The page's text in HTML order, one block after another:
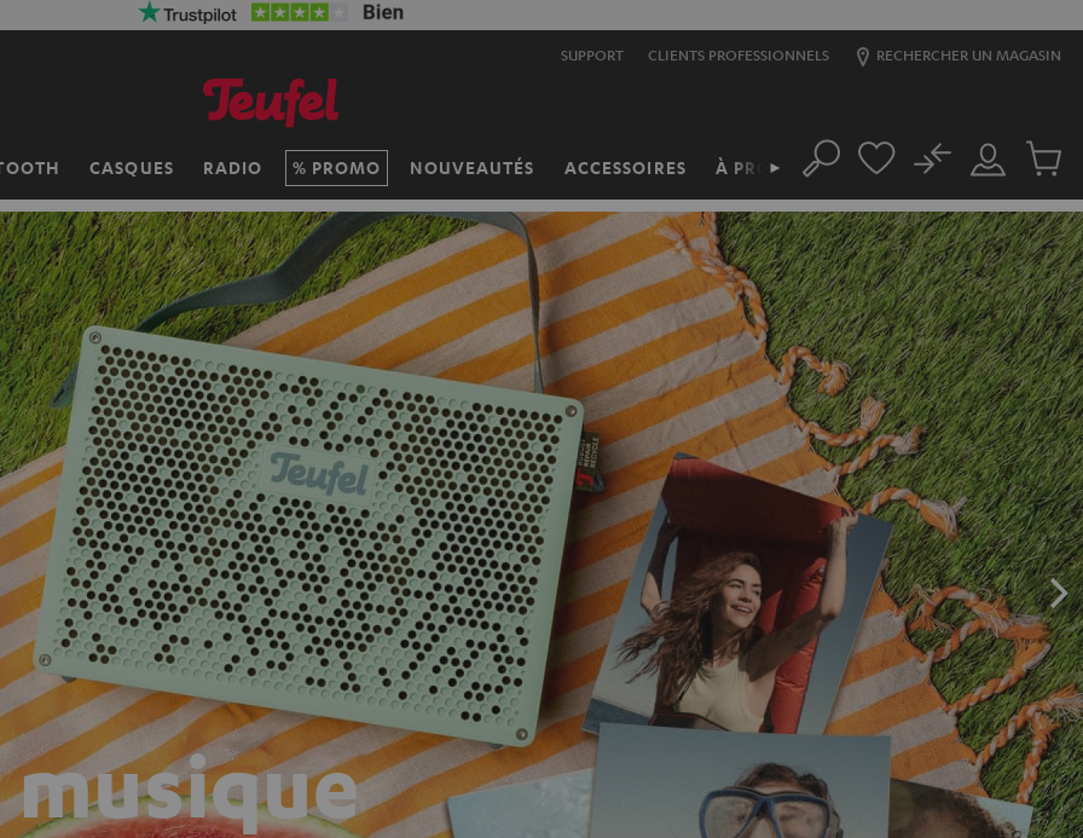
SUPPORT CLIENTS PROFESSIONNELS RECHERCHER UN MAGASIN
CASQUES RADIO PROMO NOUVEAUTÉS ACCESSOIRES À PROPOS
► Rechercher
Mon
compte
No
du
panier